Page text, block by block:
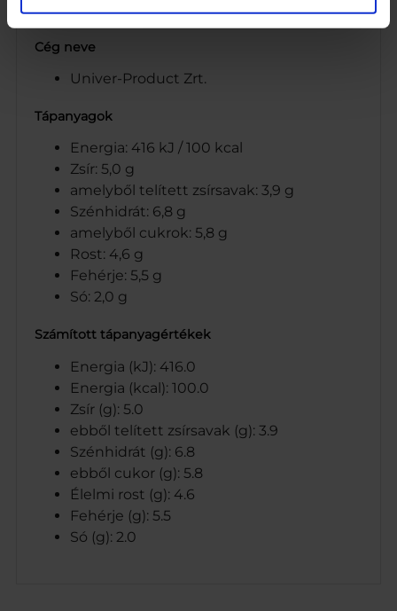
informacio@univer.hu
Cég neve
Univer-Product Zrt.
Tápanyagok
Energia: 416 kJ / 100 kcal
Zsír: 5,0 g
amelyből telített zsírsavak: 3,9 g
Szénhidrát: 6,8 g
amelyből cukrok: 5,8 g
Rost: 4,6 g
Fehérje: 5,5 g
Só: 2,0 g
Számított tápanyagértékek
Energia (kJ): 416.0
Energia (kcal): 100.0
Zsír (g): 5.0
ebből telített zsírsavak (g): 3.9
Szénhidrát (g): 6.8
ebből cukor (g): 5.8
Élelmi rost (g): 4.6
Fehérje (g): 5.5
Só (g): 2.0